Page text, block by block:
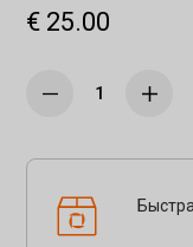
€ 25.00